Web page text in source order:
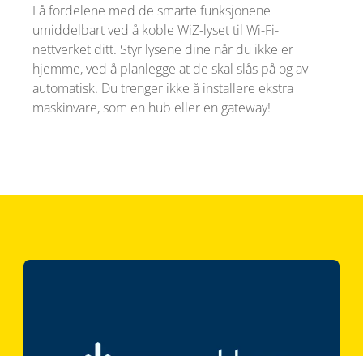
Få fordelene med de smarte funksjonene
umiddelbart ved å koble WiZ-lyset til Wi-Fi-
nettverket ditt. Styr lysene dine når du ikke er
hjemme, ved å planlegge at de skal slås på og av
automatisk. Du trenger ikke å installere ekstra
maskinvare, som en hub eller en gateway!